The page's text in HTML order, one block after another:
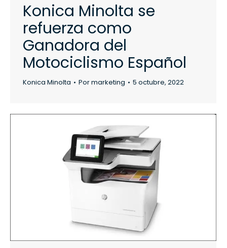
Konica Minolta se
refuerza como
Ganadora del
Motociclismo Español
Konica Minolta Pormarketing 5 octubre, 2022